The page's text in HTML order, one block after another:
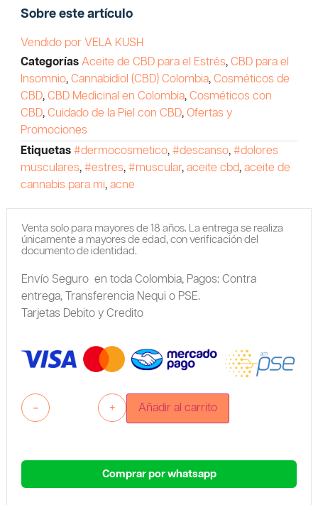
Sobre este artículo
Vendido por VELA KUSH
Categorías Aceite de CBD para el Estrés, CBD para el
Insomnio, Cannabidiol (CBD) Colombia, Cosméticos de
CBD, CBD Medicinal en Colombia, Cosméticos con
CBD, Cuidado de la Piel con CBD, Ofertas y
Promociones
Etiquetas #dermocosmetico, #descanso, #dolores
musculares, #estres, #muscular, aceite cbd, aceite de
cannabis para mi, acne
Venta solo para mayores de 18 años. La entrega se realiza
únicamente a mayores de edad, con verificación del
documento de identidad.
Envío Seguro en toda Colombia, Pagos: Contra
entrega,
Transferencia Nequi o PSE.
Tarjetas Debito y Credito
+
- Añadir al carrito
Comprar por whatsapp